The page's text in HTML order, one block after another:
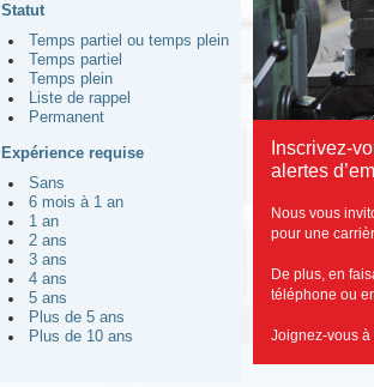
Statut
Temps partiel ou temps plein
Temps partiel
Temps plein
Liste de rappel
Permanent
Expérience requise
Sans
6 mois à 1 an
1 an
2 ans
3 ans
4 ans
5 ans
Plus de 5 ans
Plus de 10 ans
Inscrivez-
alertes
Nous vous
pour une
De plus, en
téléphone ou
Joignez-vous